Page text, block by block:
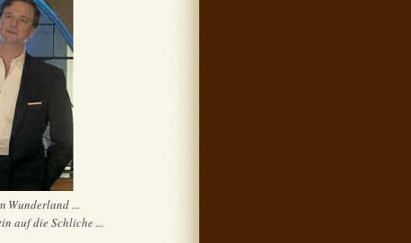
Wunderland ...
auf die Schliche ...